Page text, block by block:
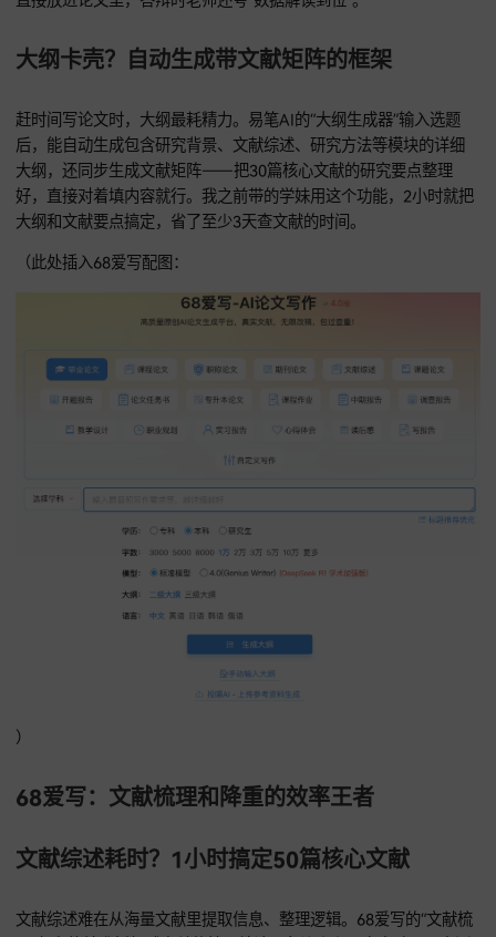
数据文件后自动算出P值、显著性结论；二是把统计结果翻译
学习效率，但成绩只提高了15%。他用易笔AI输入“分析这两个
的相关性，解释矛盾原因”，工具先生成Pearson相关系数计算
码，算出r=0.32（p<0.05），然后解读成“学习效率感知和成绩
有弱正相关，可能是自我评估偏差或应用深度不够导致”。这段
直接放进论文里，答辩时老师还夸“数据解读到位”。
大纲卡壳？自动生成带文献矩阵的框架
赶时间写论文时，大纲最耗精力。易笔AI的“大纲生成器”输入